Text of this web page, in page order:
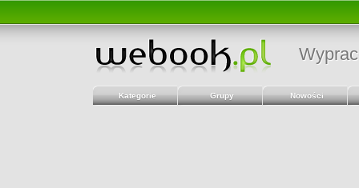
Kategorie Grupy Nowości